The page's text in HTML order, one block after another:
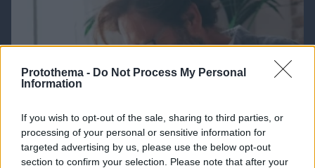
Protothema - Do Not Process My Personal
Information
If you wish to opt-out of the sale, sharing to third parties, or
processing of your personal or sensitive information for
targeted advertising by us, please use the below opt-out
section to confirm your selection. Please note that after your